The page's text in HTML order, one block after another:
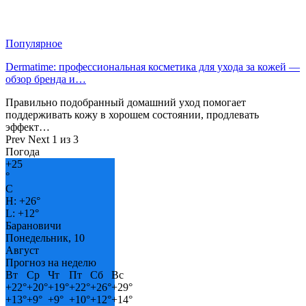
Популярное
Dermatime: профессиональная косметика для ухода за кожей —
обзор бренда и…
Правильно подобранный домашний уход помогает
поддерживать кожу в хорошем состоянии, продлевать
эффект…
Prev Next 1 из 3
Погода
+25
°
C
H: +26°
L: +12°
Барановичи
Понедельник, 10
Август
Прогноз на неделю
Вт
Ср Чт Пт Сб
Вс
+22°+20°+19°+22°+26°+29°
+13°+9° +9° +10°+12°+14°